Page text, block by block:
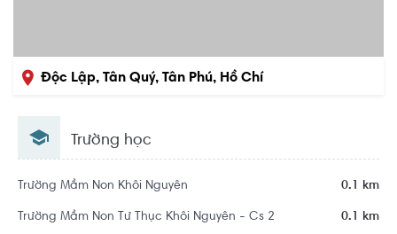
Độc Lập, Tân Quý, Tân Phú, Hồ Chí
Trường học
Trường Mầm Non Khôi Nguyên 0.1 km
Trường Mầm Non Tư Thục Khôi Nguyên - Cs 2 0.1 km